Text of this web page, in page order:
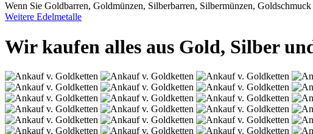
Wenn Sie Goldbarren, Goldmünzen, Silberbarren, Silbermünzen,
Weitere Edelmetalle
Wir kaufen alles aus Gold, Silber